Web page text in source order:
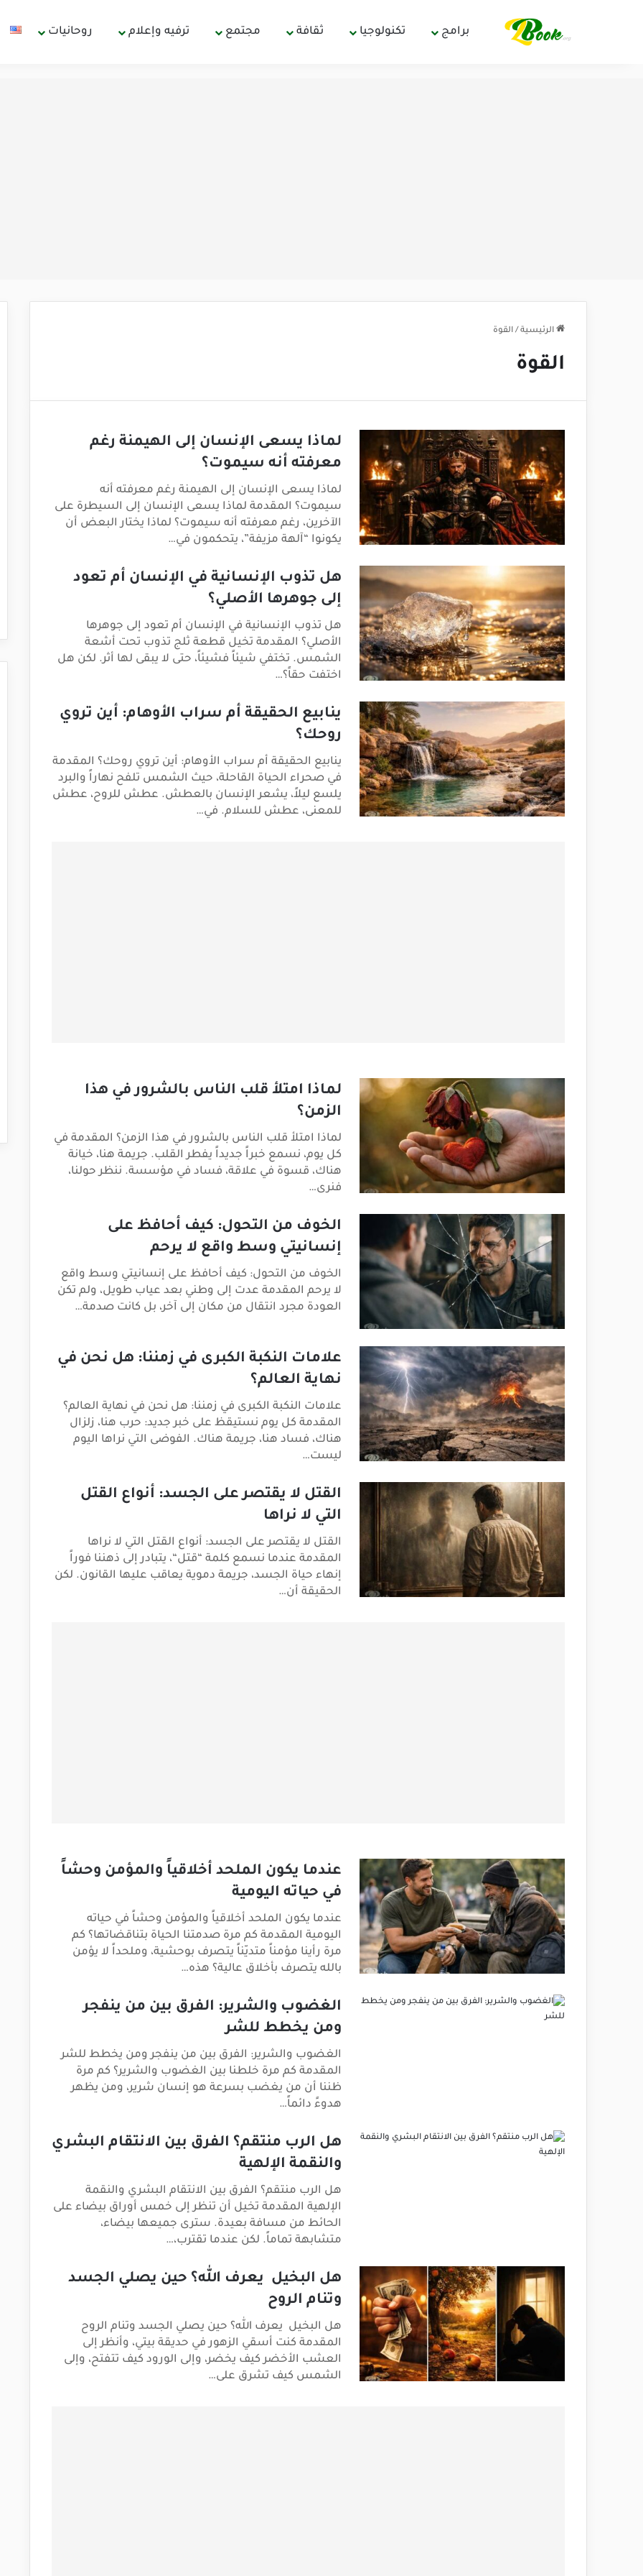
برامج تكنولوجيا ثقافة مجتمع ترفيه وإعلام روحانيات
الرئيسية / القوة
القوة
لماذا يسعى الإنسان إلى الهيمنة رغم
معرفته أنه سيموت؟
لماذا يسعى الإنسان إلى الهيمنة رغم معرفته أنه
سيموت؟ المقدمة لماذا يسعى الإنسان إلى السيطرة على
الآخرين، رغم معرفته أنه سيموت؟ لماذا يختار البعض أن
يكونوا “آلهة مزيفة”، يتحكمون في…
هل تذوب الإنسانية في الإنسان أم تعود
إلى جوهرها الأصلي؟
هل تذوب الإنسانية في الإنسان أم تعود إلى جوهرها
الأصلي؟ المقدمة تخيل قطعة ثلج تذوب تحت أشعة
الشمس. تختفي شيئاً فشيئاً، حتى لا يبقى لها أثر. لكن هل
اختفت حقاً؟…
ينابيع الحقيقة أم سراب الأوهام: أين تروي
روحك؟
ينابيع الحقيقة أم سراب الأوهام: أين تروي روحك؟ المقدمة
في صحراء الحياة القاحلة، حيث الشمس تلفح نهاراً والبرد
يلسع ليلاً، يشعر الإنسان بالعطش. عطش للروح، عطش
للمعنى، عطش للسلام. في…
لماذا امتلأ قلب الناس بالشرور في هذا
الزمن؟
لماذا امتلأ قلب الناس بالشرور في هذا الزمن؟ المقدمة في
كل يوم، نسمع خبراً جديداً يفطر القلب. جريمة هنا، خيانة
هناك، قسوة في علاقة، فساد في مؤسسة. ننظر حولنا،
فنرى…
الخوف من التحول: كيف أحافظ على
إنسانيتي وسط واقع لا يرحم
الخوف من التحول: كيف أحافظ على إنسانيتي وسط واقع
لا يرحم المقدمة عدت إلى وطني بعد عياب طويل، ولم تكن
العودة مجرد انتقال من مكان إلى آخر، بل كانت صدمة…
علامات النكبة الكبرى في زمننا: هل نحن في
نهاية العالم؟
علامات النكبة الكبرى في زمننا: هل نحن في نهاية العالم؟
المقدمة كل يوم نستيقظ على خبر جديد: حرب هنا، زلزال
هناك، فساد هنا، جريمة هناك. الفوضى التي نراها اليوم
ليست…
القتل لا يقتصر على الجسد: أنواع القتل
التي لا نراها
القتل لا يقتصر على الجسد: أنواع القتل التي لا نراها
المقدمة عندما نسمع كلمة “قتل“، يتبادر إلى ذهننا فوراً
إنهاء حياة الجسد، جريمة دموية يعاقب عليها القانون. لكن
الحقيقة أن…
عندما يكون الملحد أخلاقياً والمؤمن وحشاً
في حياته اليومية
عندما يكون الملحد أخلاقياً والمؤمن وحشاً في حياته
اليومية المقدمة كم مرة صدمتنا الحياة بتناقضاتها؟ كم
مرة رأينا مؤمناً متديّناً يتصرف بوحشية، وملحداً لا يؤمن
بالله يتصرف بأخلاق عالية؟ هذه…
الغضوب والشرير: الفرق بين من ينفجر
ومن يخطط للشر
الغضوب والشرير: الفرق بين من ينفجر ومن يخطط للشر
المقدمة كم مرة خلطنا بين الغضوب والشرير؟ كم مرة
ظننا أن من يغضب بسرعة هو إنسان شرير، ومن يظهر
هدوءً دائماً…
هل الرب منتقم؟ الفرق بين الانتقام البشري
والنقمة الإلهية
هل الرب منتقم؟ الفرق بين الانتقام البشري والنقمة
الإلهية المقدمة تخيل أن تنظر إلى خمس أوراق بيضاء على
الحائط من مسافة بعيدة. سترى جميعها بيضاء،
متشابهة تماماً. لكن عندما تقترب،…
هل البخيل يعرف الله؟ حين يصلي الجسد
وتنام الروح
هل البخيل يعرف الله؟ حين يصلي الجسد وتنام الروح
المقدمة كنت أسقي الزهور في حديقة بيتي، وأنظر إلى
العشب الأخضر كيف يخضر، وإلى الورود كيف تتفتح، وإلى
الشمس كيف تشرق على…